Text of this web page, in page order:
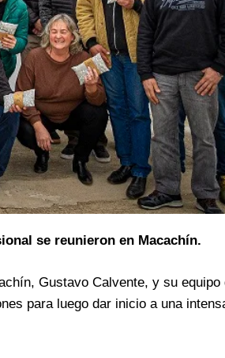
se reunieron en Macachín.
Gustavo Calvente, y su equipo
para luego dar inicio a una